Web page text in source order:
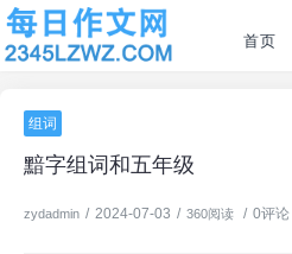
首页
组词
黯字组词和五年级
zydadmin / 2024-07-03 / 360阅读 / 0评论